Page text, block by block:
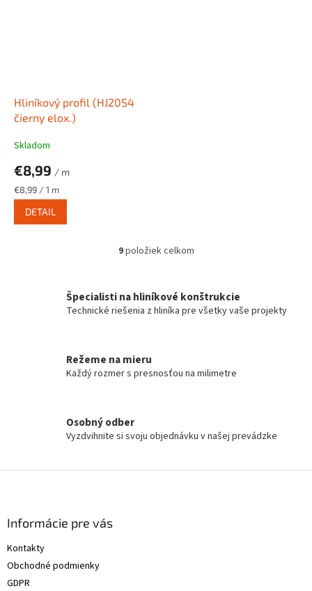
Hliníkový profil (HJ20S4
čierny elox.)
Skladom
€8,99 / m
Jednotková
cena:
€8,99 / 1 m
DETAIL
O
á
d
p
y
v
p
9položiek celkom
Špecialisti na hliníkové konštrukcie
Technické riešenia z hliníka pre všetky vaše projekty
Režeme na mieru
Každý rozmer s presnosťou na milimetre
Osobný odber
Vyzdvihnite si svoju objednávku v našej prevádzke
Informácie pre vás
Kontakty
Obchodné podmienky
GDPR